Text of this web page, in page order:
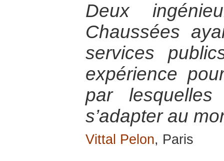
Deux
Chaussées
services
expérience
par
s’adapter au
Vittal Pelon, Paris